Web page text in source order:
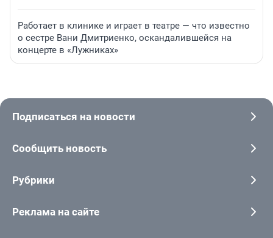
Работает в клинике и играет в театре — что известно
о сестре Вани Дмитриенко, оскандалившейся на
концерте в «Лужниках»
Подписаться на новости
Сообщить новость
Рубрики
Реклама на сайте